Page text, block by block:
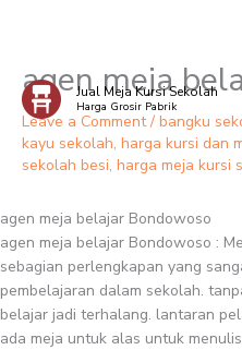
Skip
content
Jual Meja Kursi Sekolah
Harga Grosir Pabrik
agen meja
Leave a Comment / bangku
kayu sekolah, harga kursi dan
sekolah besi, harga meja kursi
agen meja belajar Bondowoso
agen meja belajar Bondowoso :
sebagian perlengkapan yang
pembelajaran dalam sekolah.
belajar jadi terhalang. lantaran
ada meja untuk alas untuk